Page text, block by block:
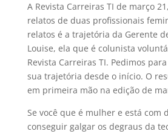
A Revista Carreiras TI de março
relatos de duas profissionais
relatos é a trajetória da Gerente
Louise, ela que é colunista
Revista Carreiras TI. Pedimos
sua trajetória desde o início. O
em primeira mão na edição de
Se você que é mulher e está com
conseguir galgar os degraus da